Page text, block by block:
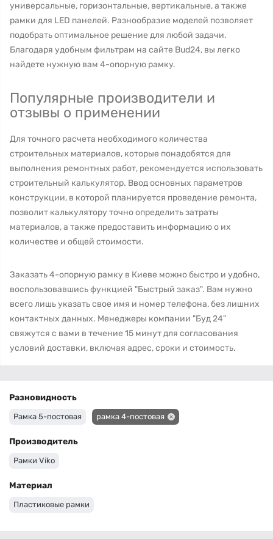
универсальные, горизонтальные, вертикальные, а также
рамки для LED панелей. Разнообразие моделей позволяет
подобрать оптимальное решение для любой задачи.
Благодаря удобным фильтрам на сайте Bud24, вы легко
найдете нужную вам 4-опорную рамку.
Популярные производители и
отзывы о применении
Для точного расчета необходимого количества
строительных материалов, которые понадобятся для
выполнения ремонтных работ, рекомендуется использовать
строительный калькулятор. Ввод основных параметров
конструкции, в которой планируется проведение ремонта,
позволит калькулятору точно определить затраты
материалов, а также предоставить информацию о их
количестве и общей стоимости.
Заказать 4-опорную рамку в Киеве можно быстро и удобно,
воспользовавшись функцией "Быстрый заказ". Вам нужно
всего лишь указать свое имя и номер телефона, без лишних
контактных данных. Менеджеры компании "Буд 24"
свяжутся с вами в течение 15 минут для согласования
условий доставки, включая адрес, сроки и стоимость.
Разновидность
Рамка 5-постовая рамка 4-постовая
Производитель
Рамки Viko
Материал
Пластиковые рамки